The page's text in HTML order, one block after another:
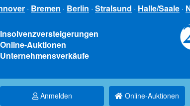
· Bremen · Berlin · Stralsund · Halle/Saale ·
Insolvenzversteigerungen
Online-Auktionen
Unternehmensverkäufe
Anmelden Online-Auktionen